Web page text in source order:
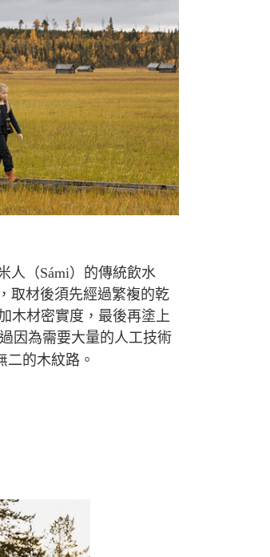
上)免運費
上)免運費
人（Sámi）的傳統飲水
取材後須先經過繁複的乾
木材密實度，最後再塗上
因為需要大量的人工技術
二的木紋路。